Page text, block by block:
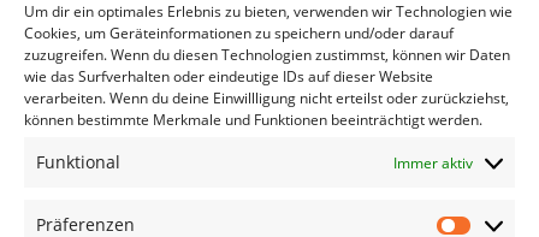
Um dir ein optimales Erlebnis zu bieten, verwenden wir Technologien wie
Cookies, um Geräteinformationen zu speichern und/oder darauf
zuzugreifen. Wenn du diesen Technologien zustimmst, können wir Daten
wie das Surfverhalten oder eindeutige IDs auf dieser Website
verarbeiten. Wenn du deine Einwillligung nicht erteilst oder zurückziehst,
können bestimmte Merkmale und Funktionen beeinträchtigt werden.
Funktional Immer aktiv
Präferenzen
Die Produkte, die Sie wünschen, aber nicht
erreichen können, sind gleichzeitig mit der
Welt hier.
Abonnieren Sie uns